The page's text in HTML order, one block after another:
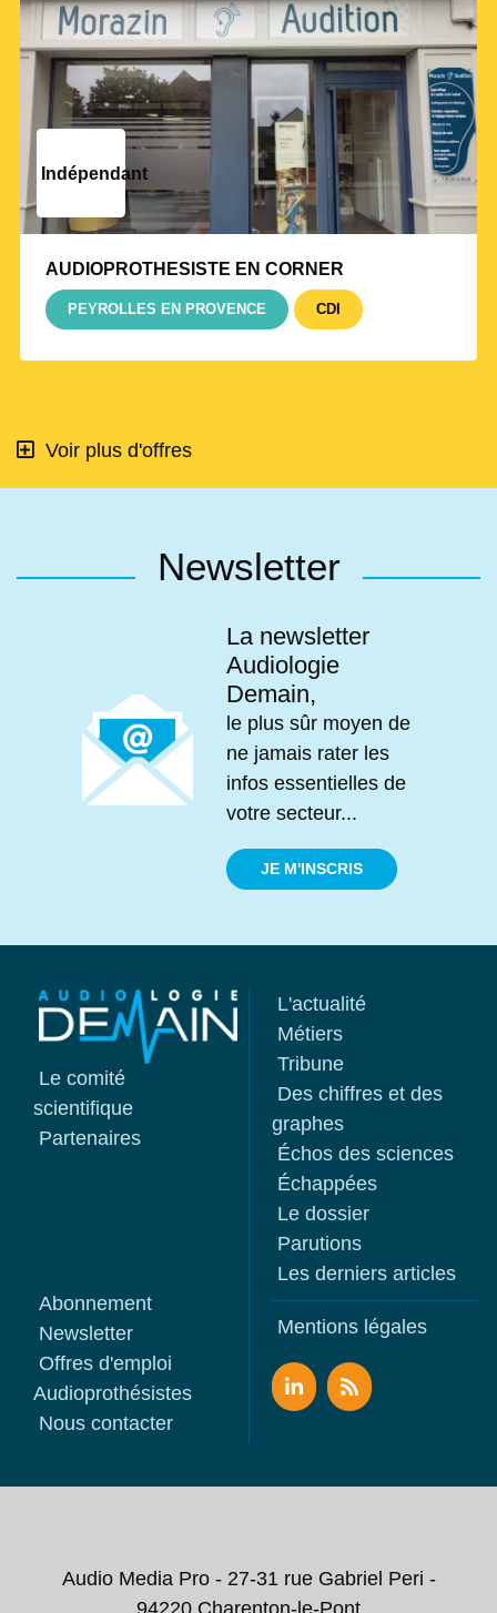
Indépendant
AUDIOPROTHESISTE EN CORNER
PEYROLLES EN PROVENCE CDI
Voir plus d'offres
Newsletter
La newsletter
Audiologie
Demain,
le plus sûr moyen de
ne jamais rater les
infos essentielles de
votre secteur...
JE M'INSCRIS
Le comité
scientifique
Partenaires
L'actualité
Métiers
Tribune
Des chiffres et des
graphes
Échos des sciences
Échappées
Le dossier
Parutions
Les derniers articles
Abonnement
Newsletter
Offres d'emploi
Audioprothésistes
Nous contacter
Mentions légales
Audio Media Pro - 27-31 rue Gabriel Peri -
94220 Charenton-le-Pont